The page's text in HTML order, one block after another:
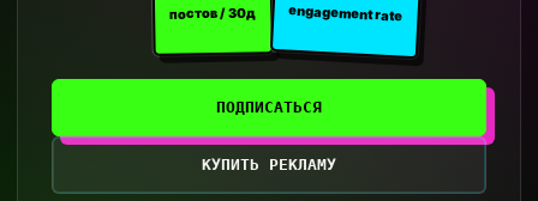
постов / 30д engagement rate
ПОДПИСАТЬСЯ
КУПИТЬ РЕКЛАМУ